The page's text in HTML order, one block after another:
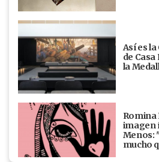
Así es
de Casa
la
Romina
imagen
Menos:
mucho